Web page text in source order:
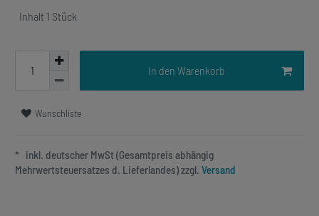
Inhalt 1 Stück
In den Warenkorb
Wunschliste
* inkl. deutscher MwSt (Gesamtpreis abhängig
Mehrwertsteuersatzes d. Lieferlandes) zzgl. Versand